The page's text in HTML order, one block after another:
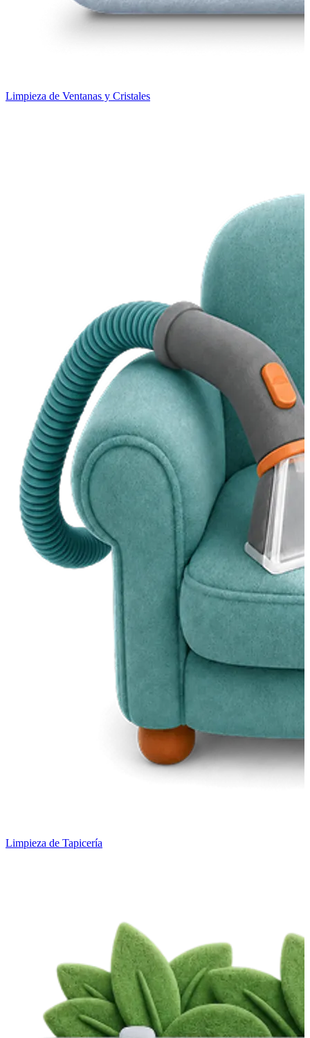
Limpieza de Ventanas y Cristales
Limpieza de Tapicería